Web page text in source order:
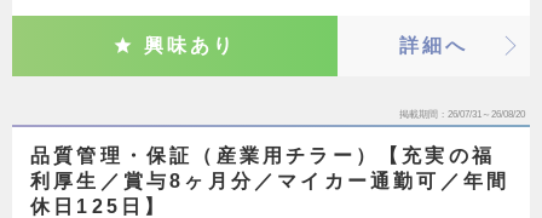
興味あり 詳細へ
掲載期間 26/07/31～26/08/20
品質管理・保証（産業用チラー）【充実の福
利厚生／賞与8ヶ月分／マイカー通勤可／年間
休日125日】